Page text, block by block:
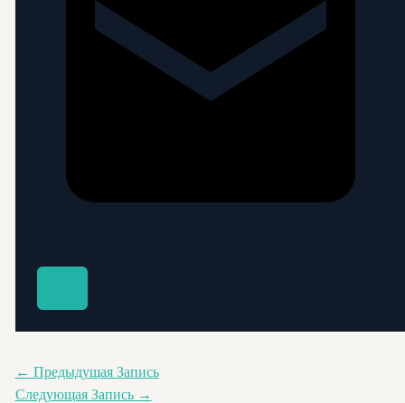
← Предыдущая Запись
Следующая Запись →